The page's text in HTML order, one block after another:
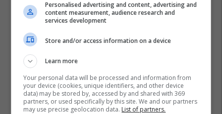
Personalised advertising and content, advertising and
content measurement, audience research and
services development
Store and/or access information on a device
Learn more
Your personal data will be processed and information from
your device (cookies, unique identifiers, and other device
data) may be stored by, accessed by and shared with 369
partners, or used specifically by this site. We and our partners
may use precise geolocation data. List of partners.